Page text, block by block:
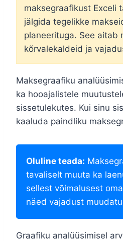
maksegraafikust Exceli
jälgida tegelikke
planeerituga. See aitab
kõrvalekaldeid ja
Maksegraafiku
ka hooajalistele
sissetulekutes. Kui sinu
kaaluda paindliku
Oluline teada:
tavaliselt muuta ka
sellest võimalusest
näed vajadust
Graafiku analüüsimisel